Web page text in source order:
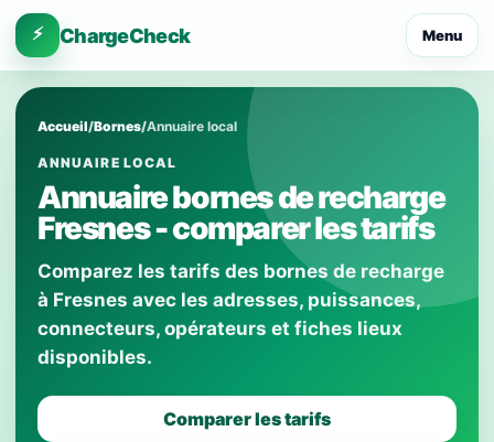
⚡ ChargeCheck Menu
Accueil/Bornes/Annuaire local
ANNUAIRE LOCAL
Annuaire bornes de recharge
Fresnes - comparer les tarifs
Comparez les tarifs des bornes de recharge
à Fresnes avec les adresses, puissances,
connecteurs, opérateurs et fiches lieux
disponibles.
Comparer les tarifs